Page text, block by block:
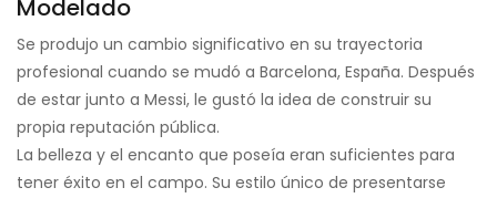
Modelado
Se produjo un cambio significativo en su trayectoria
profesional cuando se mudó a Barcelona, ​​España. Después
de estar junto a Messi, le gustó la idea de construir su
propia reputación pública.
La belleza y el encanto que poseía eran suficientes para
tener éxito en el campo. Su estilo único de presentarse